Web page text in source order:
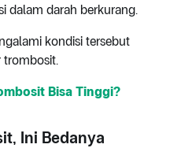
dalam darah berkurang.
kondisi tersebut
Bisa Tinggi?
Ini Bedanya